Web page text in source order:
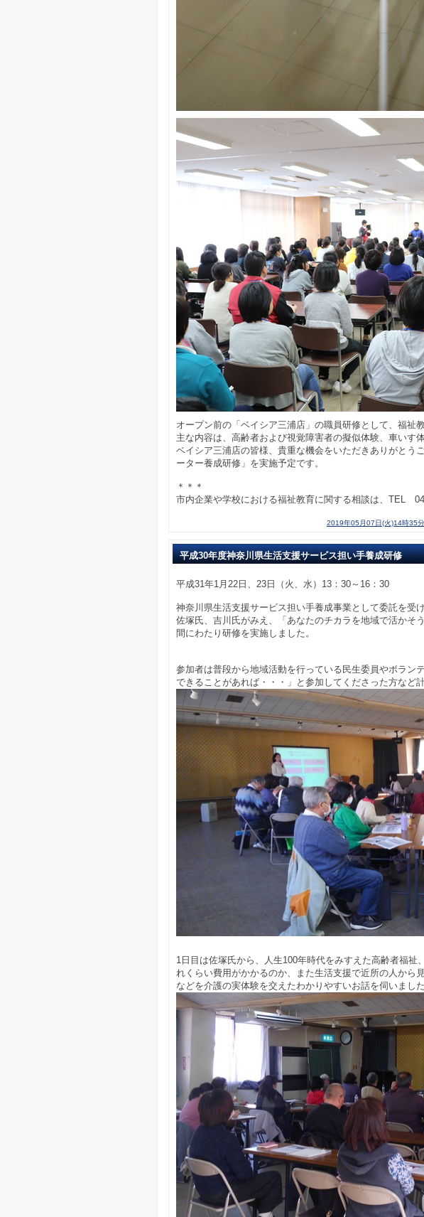
オープン前の「ベイシア三浦店」の職員研修として、福祉
主な内容は、高齢者および視覚障害者の擬似体験、車いす体
ベイシア三浦店の皆様、貴重な機会をいただきありがとう
ーター養成研修」を実施予定です。
＊＊＊
市内企業や学校における福祉教育に関する相談は、TEL
2019年05月07日(火)14時35分
平成30年度神奈川県生活支援サービス担い手養成研修
平成31年1月22日、23日（火、水）13：30～16：30
神奈川県生活支援サービス担い手養成事業として委託を受
佐塚氏、吉川氏がみえ、「あなたのチカラを地域で活かそ
間にわたり研修を実施しました。
参加者は普段から地域活動を行っている民生委員やボラン
できることがあれば・・・」と参加してくださった方など計
1日目は佐塚氏から、人生100年時代をみすえた高齢者福
れくらい費用がかかるのか、また生活支援で近所の人から
などを介護の実体験を交えたわかりやすいお話を伺いました